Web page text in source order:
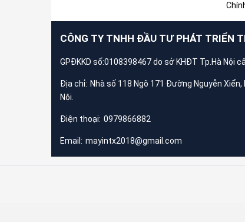
CÔNG TY TNHH ĐẦU TƯ PHÁT TRIỂN
GPĐKKD số:0108398467 do sở KHĐT Tp.Hà Nội
Địa chỉ: Nhà số 118 Ngõ 171 Đường Nguyễn
Nội.
Điện thoại: 0979866882
Email: mayintx2018@gmail.com